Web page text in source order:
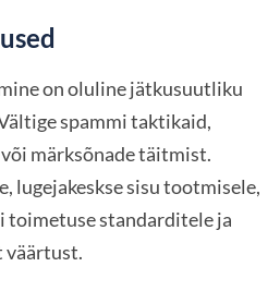
on oluline jätkusuutliku
spammi taktikaid,
märksõnade täitmist.
lugejakeskse sisu tootmisele,
toimetuse standarditele ja
väärtust.